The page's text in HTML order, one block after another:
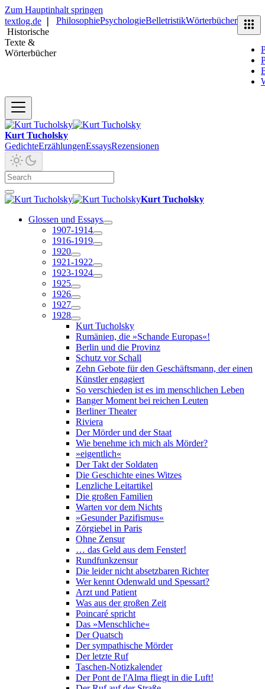
Zum Hauptinhalt springen
textlog.de
Historische
Texte &
Wörterbücher
PhilosophiePsychologieBelletristikWörterbücher
Kurt Tucholsky
GedichteErzählungenEssaysRezensionen
Kurt Tucholsky
Glossen und Essays
1907-1914
1916-1919
1920
1921-1922
1923-1924
1925
1926
1927
1928
Kurt Tucholsky
Rumänien, die »Schande Europas«!
Berlin und die Provinz
Schutz vor Schall
Zehn Gebote für den Geschäftsmann, der einen
Künstler engagiert
So verschieden ist es im menschlichen Leben
Banger Moment bei reichen Leuten
Berliner Theater
Riviera
Der Mörder und der Staat
Wie benehme ich mich als Mörder?
»eigentlich«
Der Takt der Soldaten
Die Geschichte eines Witzes
Lenzliche Leitartikel
Die großen Familien
Warten vor dem Nichts
»Gesunder Pazifismus«
Zörgiebel in Paris
Ohne Zensur
… das Geld aus dem Fenster!
Rundfunkzensur
Die leider nicht absetzbaren Richter
Wer kennt Odenwald und Spessart?
Arzt und Patient
Was aus der großen Zeit
Poincaré spricht
Das »Menschliche«
Der Quatsch
Der sympathische Mörder
Der letzte Ruf
Taschen-Notizkalender
Der Pont de l'Alma fliegt in die Luft!